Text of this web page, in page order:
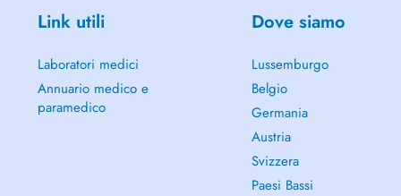
Link utili
Laboratori medici
Annuario medico e
paramedico
Dove siamo
Lussemburgo
Belgio
Germania
Austria
Svizzera
Paesi Bassi